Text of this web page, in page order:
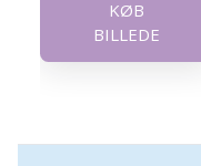
KØB
BILLEDE